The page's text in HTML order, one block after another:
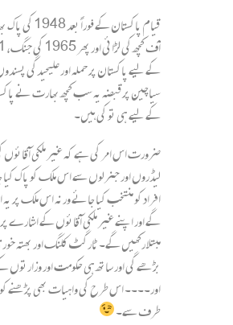
سیاچین پرقبضہ یہ سب کچھ بھارت نے
کے لیے ہی تو کی ہیں۔
ضرورت اس امر کی ہے کہ غیر ملکی
لیڈروں اور جنرلوں سے اس ملک کو پاک کیا
افراد کو منتخب کیا جائے ورنہ اس ملک پر
گے اور اپنے غیر ملکی آقائوں کے اشارے
مبتلا رکھیں گے۔ ٹارگٹ کلنگ اور بھتہ
بڑھے گی اور ساتھ ہی حکومت اور
اور۔۔۔۔ اس طرح کی واہیات بھی پڑھنے کو
طرف سے۔